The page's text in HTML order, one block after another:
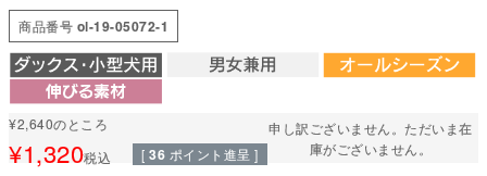
しています。
●本体：40ベア天竺(綿94%・ポリウレタン6%)
●部分使い：40スパンテレコ(綿95%・ポリウレタン5%)
●日本製：MADE IN JAPAN
●伸縮性(5段階)：5
●お洗濯について：手洗い又は、洗濯ネットを使用。アイロンは、当て布を
商品番号 ol-19-05072-1
¥2,640のところ
¥1,320税込 [ 36 ポイント進呈 ]
申し訳ございません。ただいま在
庫がございません。